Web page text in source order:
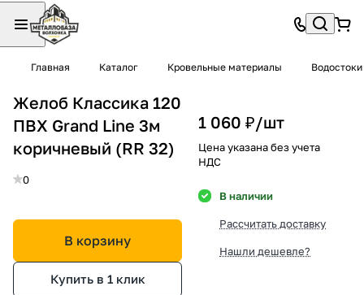
Главная Каталог Кровельные материалы Водостоки
Желоб Классика 120
ПВХ Grand Line 3м
коричневый (RR 32)
0
В корзину
Купить в 1 клик
1 060 ₽/шт
Цена указана без учета
НДС
В наличии
Рассчитать доставку
Нашли дешевле?